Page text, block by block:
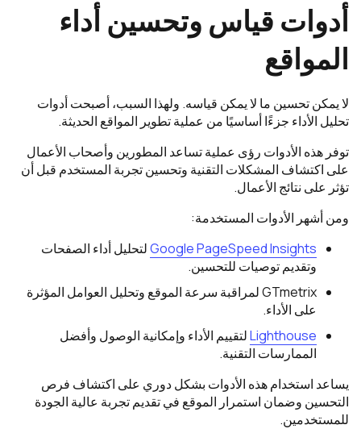
أدوات قياس وتحسين أداء
المواقع
لا يمكن تحسين ما لا يمكن قياسه. ولهذا السبب، أصبحت أدوات
تحليل الأداء جزءًا أساسيًا من عملية تطوير المواقع الحديثة.
توفر هذه الأدوات رؤى عملية تساعد المطورين وأصحاب الأعمال
على اكتشاف المشكلات التقنية وتحسين تجربة المستخدم قبل أن
تؤثر على نتائج الأعمال.
ومن أشهر الأدوات المستخدمة:
Google PageSpeed Insightsلتحليل أداء الصفحات
وتقديم توصيات للتحسين.
GTmetrix لمراقبة سرعة الموقع وتحليل العوامل المؤثرة
على الأداء.
Lighthouseلتقييم الأداء وإمكانية الوصول وأفضل
الممارسات التقنية.
يساعد استخدام هذه الأدوات بشكل دوري على اكتشاف فرص
التحسين وضمان استمرار الموقع في تقديم تجربة عالية الجودة
للمستخدمين.